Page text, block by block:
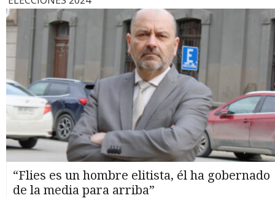
“Flies es un hombre elitista, él ha gobernado
de la media para arriba”